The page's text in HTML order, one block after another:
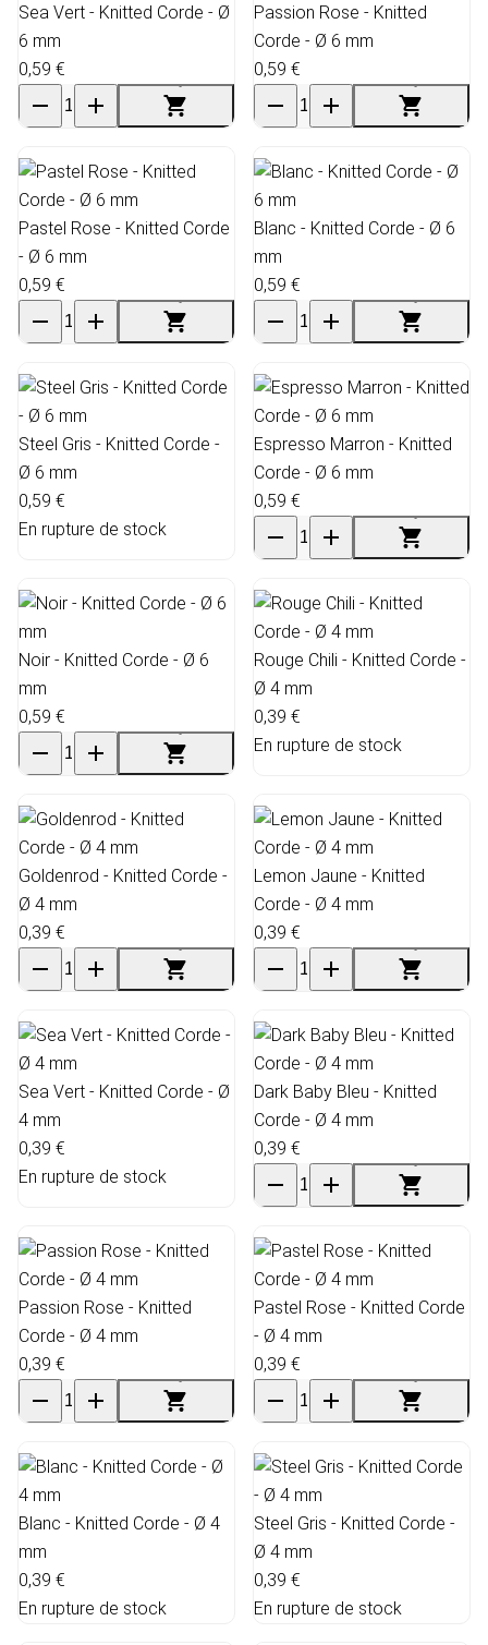
Sea Vert - Knitted Corde - Ø
6 mm
0,59 €
Passion Rose - Knitted
Corde - Ø 6 mm
0,59 €
Pastel Rose - Knitted Corde
- Ø 6 mm
0,59 €
Blanc - Knitted Corde - Ø 6
mm
0,59 €
Steel Gris - Knitted Corde -
Ø 6 mm
0,59 €
En rupture de stock
Espresso Marron - Knitted
Corde - Ø 6 mm
0,59 €
Noir - Knitted Corde - Ø 6
mm
0,59 €
Rouge Chili - Knitted Corde -
Ø 4 mm
0,39 €
En rupture de stock
Goldenrod - Knitted Corde -
Ø 4 mm
0,39 €
Lemon Jaune - Knitted
Corde - Ø 4 mm
0,39 €
Sea Vert - Knitted Corde - Ø
4 mm
0,39 €
En rupture de stock
Dark Baby Bleu - Knitted
Corde - Ø 4 mm
0,39 €
Passion Rose - Knitted
Corde - Ø 4 mm
0,39 €
Pastel Rose - Knitted Corde
- Ø 4 mm
0,39 €
Blanc - Knitted Corde - Ø 4
mm
0,39 €
En rupture de stock
Steel Gris - Knitted Corde -
Ø 4 mm
0,39 €
En rupture de stock